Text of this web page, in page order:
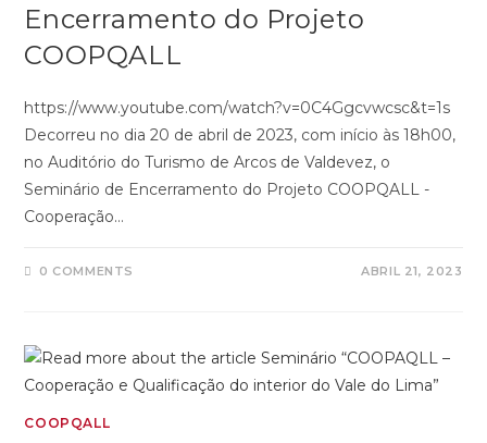
Encerramento do Projeto
COOPQALL
https://www.youtube.com/watch?v=0C4Ggcvwcsc&t=1s
Decorreu no dia 20 de abril de 2023, com início às 18h00,
no Auditório do Turismo de Arcos de Valdevez, o
Seminário de Encerramento do Projeto COOPQALL -
Cooperação…
0 COMMENTS ABRIL 21, 2023
COOPQALL